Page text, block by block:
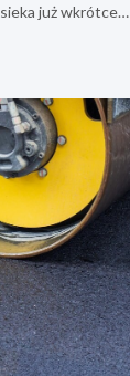
już wkrótce…